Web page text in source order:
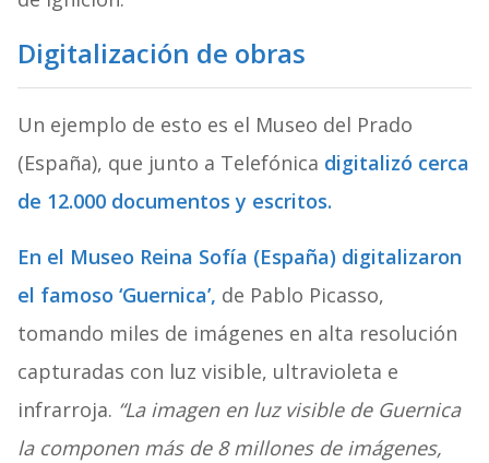
Digitalización de obras
Un ejemplo de esto es el Museo del Prado
(España), que junto a Telefónica digitalizó cerca
de 12.000 documentos y escritos.
En el Museo Reina Sofía (España) digitalizaron
el famoso ‘Guernica’, de Pablo Picasso,
tomando miles de imágenes en alta resolución
capturadas con luz visible, ultravioleta e
infrarroja. “La imagen en luz visible de Guernica
la componen más de 8 millones de imágenes,